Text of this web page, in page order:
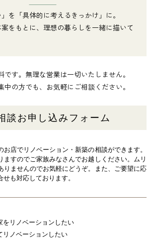
」を「具体的に考えるきっかけ」に。
をもとに、理想の暮らしを一緒に描いて
す。無理な営業は一切いたしません。
の方でも、お気軽にご相談ください。
談お申し込みフォーム
お店でリノベーション・新築の相談ができます。
ますのでご家族みなさんでお越しください。 ムリ
りませんのでお気軽にどうぞ。また、ご要望に応
も対応しております。
をリノベーションしたい
リノベーションしたい